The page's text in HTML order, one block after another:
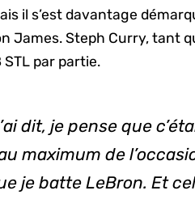
il s’est davantage
James. Steph Curry, tant
STL par partie.
dit, je pense que
maximum de
je batte LeBron. Et